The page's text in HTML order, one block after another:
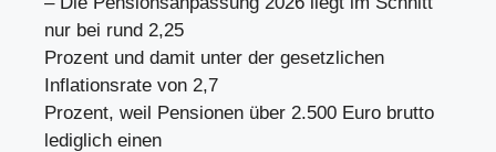
nur bei rund 2,25
Prozent und damit unter der gesetzlichen
Inflationsrate von 2,7
Prozent, weil Pensionen über 2.500 Euro brutto
lediglich einen